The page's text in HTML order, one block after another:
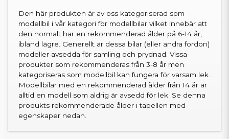
Den här produkten är av oss kategoriserad som
modellbil i vår kategori för modellbilar vilket innebär att
den normalt har en rekommenderad ålder på 6-14 år,
ibland lägre. Generellt är dessa bilar (eller andra fordon)
modeller avsedda för samling och prydnad. Vissa
produkter som rekommenderas från 3-8 år men
kategoriseras som modellbil kan fungera för varsam lek.
Modellbilar med en rekommenderad ålder från 14 år är
alltid en modell som aldrig är avsedd för lek. Se denna
produkts rekommenderade ålder i tabellen med
egenskaper nedan.